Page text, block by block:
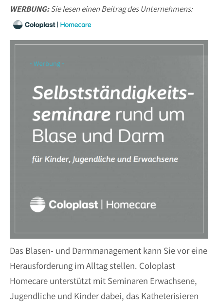
WERBUNG:Sie lesen einen Beitrag des Unternehmens:
Das Blasen- und Darmmanagement kann Sie vor eine
Herausforderung im Alltag stellen. Coloplast
Homecare unterstützt mit Seminaren Erwachsene,
Jugendliche und Kinder dabei, das Katheterisieren